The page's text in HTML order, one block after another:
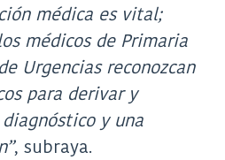
médica es vital;
médicos de Primaria
Urgencias reconozcan
para derivar y
y una
, subraya.